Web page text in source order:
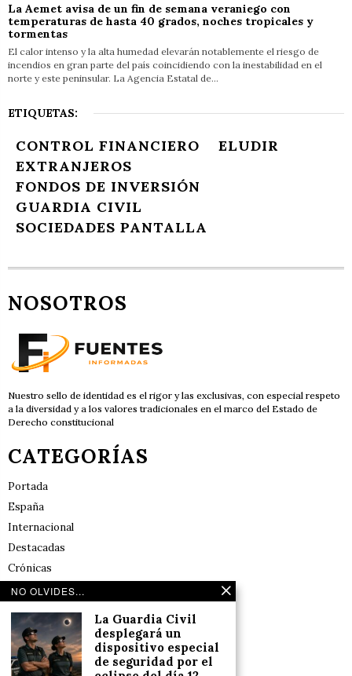
La Aemet avisa de un fin de semana veraniego con
temperaturas de hasta 40 grados, noches tropicales y
tormentas
El calor intenso y la alta humedad elevarán notablemente el riesgo de
incendios en gran parte del país coincidiendo con la inestabilidad en el
norte y este peninsular. La Agencia Estatal de…
ETIQUETAS:
CONTROL FINANCIERO
ELUDIR
EXTRANJEROS
FONDOS DE INVERSIÓN
GUARDIA CIVIL
SOCIEDADES PANTALLA
NOSOTROS
Nuestro sello de identidad es el rigor y las exclusivas, con especial respeto
a la diversidad y a los valores tradicionales en el marco del Estado de
Derecho constitucional
CATEGORÍAS
Portada
España
Internacional
Destacadas
Crónicas
Noticias de deportes en España
Reflexiones
LINKS
NO OLVIDES...
La Guardia Civil
desplegará un
dispositivo especial
de seguridad por el